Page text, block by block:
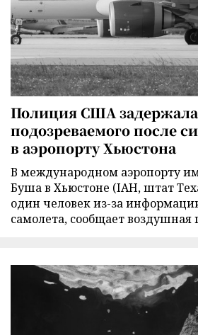
Полиция США задержала
подозреваемого после
в аэропорту Хьюстона
В международном аэропорту
Буша в Хьюстоне (IAH, штат
один человек из-за
самолета, сообщает воздушная